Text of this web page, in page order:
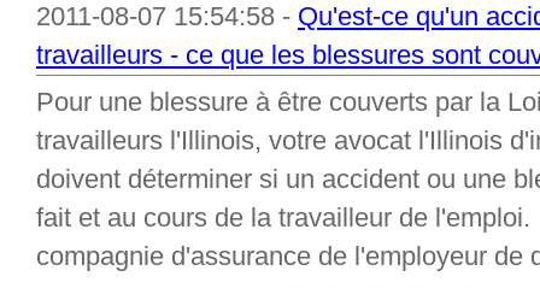
2011-08-07 15:54:58 - Qu'est-ce qu'un
travailleurs - ce que les blessures sont
Pour une blessure à être couverts par la
travailleurs l'Illinois, votre avocat l'Illinois
doivent déterminer si un accident ou une
fait et au cours de la travailleur de
compagnie d'assurance de l'employeur de